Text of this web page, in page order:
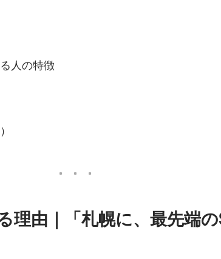
人の特徴
理由｜「札幌に、最先端